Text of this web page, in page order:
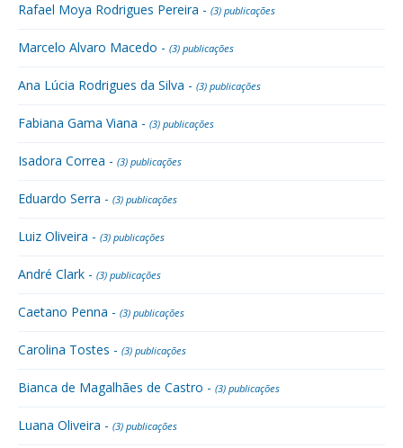
Rafael Moya Rodrigues Pereira - (3) publicações
Marcelo Alvaro Macedo - (3) publicações
Ana Lúcia Rodrigues da Silva - (3) publicações
Fabiana Gama Viana - (3) publicações
Isadora Correa - (3) publicações
Eduardo Serra - (3) publicações
Luiz Oliveira - (3) publicações
André Clark - (3) publicações
Caetano Penna - (3) publicações
Carolina Tostes - (3) publicações
Bianca de Magalhães de Castro - (3) publicações
Luana Oliveira - (3) publicações